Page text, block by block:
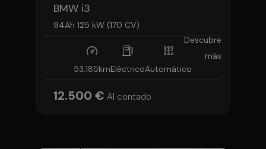
BMW i3
94Ah 125 kW (170 CV)
53.185kmEléctricoAutomático
12.500 € Al contado
Descubre
más